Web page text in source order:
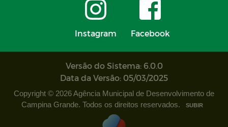
Instagram Facebook
Versão do Sistema: 6.0.0
Data da Versão: 05/03/2025
Copyright © 2026 Agência Municipal de Desenvolvimento de
Campina Grande. Todos os direitos reservados.
SUBIR